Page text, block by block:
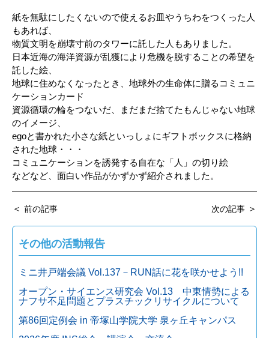
紙を無駄にしたくないので使えるお皿やうちわをつくった人
もあれば、
物質文明を崩壊寸前のタワーに託した人もありました。
日本近海の海洋資源が乱獲により危機を脱することの希望を
託した絵、
地球に住めなくなったとき、地球外の生命体に贈るコミュニ
ケーションカード
資源循環の輪をつないだ、まだまだ捨てたもんじゃない地球
のイメージ、
egoと書かれた小さな紙といっしょにギフトボックスに格納
された地球・・・
コミュニケーションを誘発する自在な「人」の切り絵
などなど、面白い作品がかずかず紹介されました。
＜ 前の記事 次の記事 ＞
その他の活動報告
ミニ井戸端会議 Vol.137－RUN話に花を咲かせよう!!
オープン・サイエンス研究会 Vol.13 中東情勢による
ナフサ不足問題とプラスチックリサイクルについて
第86回定例会 in 帝塚山学院大学 泉ヶ丘キャンパス